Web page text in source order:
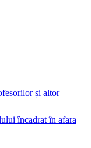
și altor
încadrat în afara